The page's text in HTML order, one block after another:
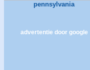
pennsylvania
advertentie door google